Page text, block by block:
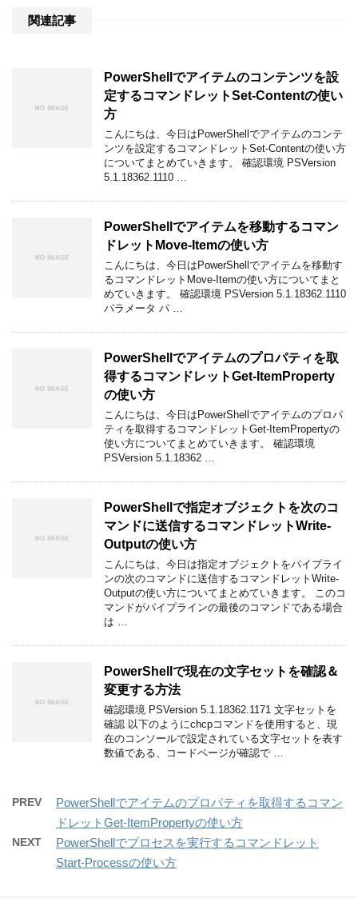
関連記事
PowerShellでアイテムのコンテンツを設
定するコマンドレットSet-Contentの使い
方
こんにちは、今日はPowerShellでアイテムのコンテ
ンツを設定するコマンドレットSet-Contentの使い方
についてまとめていきます。 確認環境 PSVersion
5.1.18362.1110 …
PowerShellでアイテムを移動するコマン
ドレットMove-Itemの使い方
こんにちは、今日はPowerShellでアイテムを移動す
るコマンドレットMove-Itemの使い方についてまと
めていきます。 確認環境 PSVersion 5.1.18362.1110
パラメータ パ …
PowerShellでアイテムのプロパティを取
得するコマンドレットGet-ItemProperty
の使い方
こんにちは、今日はPowerShellでアイテムのプロパ
ティを取得するコマンドレットGet-ItemPropertyの
使い方についてまとめていきます。 確認環境
PSVersion 5.1.18362 …
PowerShellで指定オブジェクトを次のコ
マンドに送信するコマンドレットWrite-
Outputの使い方
こんにちは、今日は指定オブジェクトをパイプライ
ンの次のコマンドに送信するコマンドレットWrite-
Outputの使い方についてまとめていきます。 このコ
マンドがパイプラインの最後のコマンドである場合
は …
PowerShellで現在の文字セットを確認＆
変更する方法
確認環境 PSVersion 5.1.18362.1171 文字セットを
確認 以下のようにchcpコマンドを使用すると、現
在のコンソールで設定されている文字セットを表す
数値である、コードページが確認で …
PREV
PowerShellでアイテムのプロパティを取得するコマン
ドレットGet-ItemPropertyの使い方
NEXT
PowerShellでプロセスを実行するコマンドレット
Start-Processの使い方